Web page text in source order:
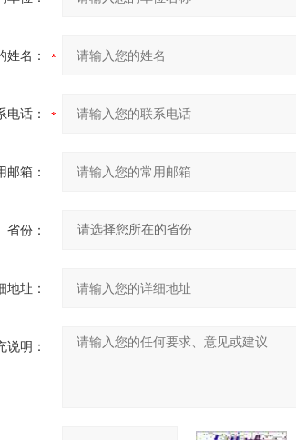
姓名：
电话：
邮箱：
省份：
地址：
说明：